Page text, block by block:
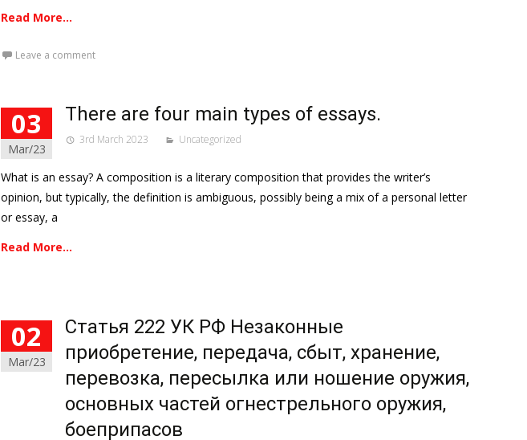
Read More…
Leave a comment
03
Mar/23
There are four main types of essays.
3rd March 2023 Uncategorized
What is an essay? A composition is a literary composition that provides the writer’s
opinion, but typically, the definition is ambiguous, possibly being a mix of a personal letter
or essay, a
Read More…
02
Mar/23
Статья 222 УК РФ Незаконные
приобретение, передача, сбыт, хранение,
перевозка, пересылка или ношение оружия,
основных частей огнестрельного оружия,
боеприпасов